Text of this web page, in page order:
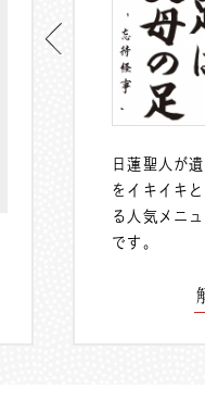
日蓮聖人が
をイキイキ
る人気メニ
です。